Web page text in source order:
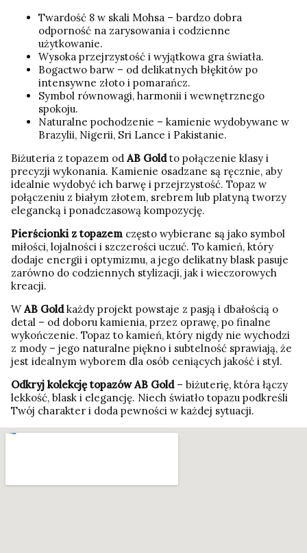
Twardość 8 w skali Mohsa – bardzo dobra
odporność na zarysowania i codzienne
użytkowanie.
Wysoka przejrzystość i wyjątkowa gra światła.
Bogactwo barw – od delikatnych błękitów po
intensywne złoto i pomarańcz.
Symbol równowagi, harmonii i wewnętrznego
spokoju.
Naturalne pochodzenie – kamienie wydobywane w
Brazylii, Nigerii, Sri Lance i Pakistanie.
Biżuteria z topazem od AB Goldto połączenie klasy i
precyzji wykonania. Kamienie osadzane są ręcznie, aby
idealnie wydobyć ich barwę i przejrzystość. Topaz w
połączeniu z białym złotem, srebrem lub platyną tworzy
elegancką i ponadczasową kompozycję.
Pierścionki z topazem często wybierane są jako symbol
miłości, lojalności i szczerości uczuć. To kamień, który
dodaje energii i optymizmu, a jego delikatny blask pasuje
zarówno do codziennych stylizacji, jak i wieczorowych
kreacji.
W AB Goldkażdy projekt powstaje z pasją i dbałością o
detal – od doboru kamienia, przez oprawę, po finalne
wykończenie. Topaz to kamień, który nigdy nie wychodzi
z mody – jego naturalne piękno i subtelność sprawiają, że
jest idealnym wyborem dla osób ceniących jakość i styl.
Odkryj kolekcję topazów AB Gold– biżuterię, która łączy
lekkość, blask i elegancję. Niech światło topazu podkreśli
Twój charakter i doda pewności w każdej sytuacji.